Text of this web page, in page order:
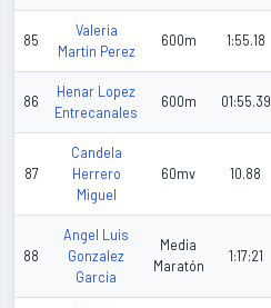
85
Valeria
Martin Perez
600m 1:55.18
86
Henar Lopez
Entrecanales
600m 01:55.39
87
Candela
Herrero
Miguel
60mv 10.88
88
Angel Luis
Gonzalez
Garcia
Media
Maratón
1:17:21